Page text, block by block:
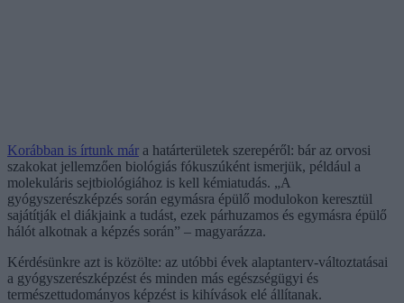
Korábban is írtunk már a határterületek szerepéről: bár az orvosi
szakokat jellemzően biológiás fókuszúként ismerjük, például a
molekuláris sejtbiológiához is kell kémiatudás. „A
gyógyszerészképzés során egymásra épülő modulokon keresztül
sajátítják el diákjaink a tudást, ezek párhuzamos és egymásra épülő
hálót alkotnak a képzés során” – magyarázza.
Kérdésünkre azt is közölte: az utóbbi évek alaptanterv-változtatásai
a gyógyszerészképzést és minden más egészségügyi és
természettudományos képzést is kihívások elé állítanak.